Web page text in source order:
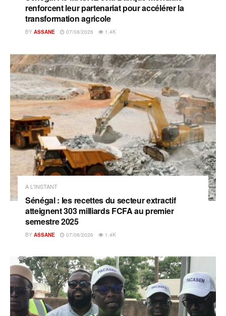
renforcent leur partenariat pour accélérer la
transformation agricole
BY ASSANE 07/08/2026 1.4K
A L'INSTANT
Sénégal : les recettes du secteur extractif
atteignent 303 milliards FCFA au premier
semestre 2025
BY ASSANE 07/08/2026 1.4K